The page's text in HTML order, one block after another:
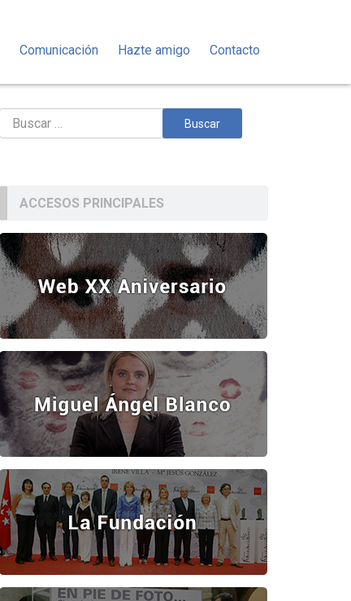
Comunicación Hazte amigo Contacto
Buscar:
ACCESOS PRINCIPALES